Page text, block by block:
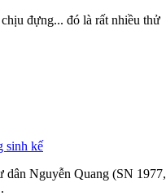
đựng... đó là rất nhiều thử
sinh kế
dân Nguyễn Quang (SN 1977,